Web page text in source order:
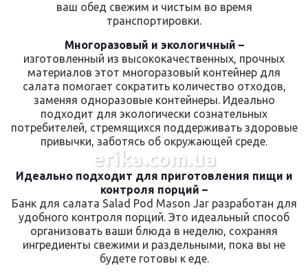
ваш обед свежим и чистым во время
транспортировки.
Многоразовый и экологичный –
изготовленный из высококачественных, прочных
материалов этот многоразовый контейнер для
салата помогает сократить количество отходов,
заменяя одноразовые контейнеры. Идеально
подходит для экологически сознательных
потребителей, стремящихся поддерживать здоровые
привычки, заботясь об окружающей среде.
erika.com.ua
Идеально подходит для приготовления пищи и
контроля порций –
Банк для салата Salad Pod Mason Jar разработан для
удобного контроля порций. Это идеальный способ
организовать ваши блюда в неделю, сохраняя
ингредиенты свежими и раздельными, пока вы не
будете готовы к еде.